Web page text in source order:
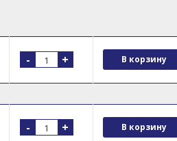
- + В корзину
- + В корзину